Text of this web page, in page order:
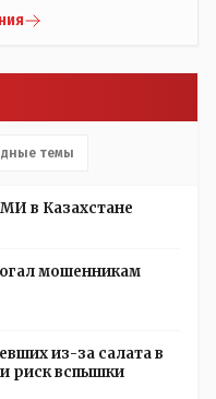
Также сейчас
ЕС не будут
пусть помалкивает и
оппозиция
пен эту шпыняют по
к выборам это
Рынок СМИ
бюджетных
СМИа те что не
или олигархов
в других странах и
иных государств.
были их же СМИ
фиг пойми от кого
темы
в Казахстане
мошенникам
из-за салата в
риск вспышки